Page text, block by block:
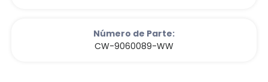
Número de Parte:
CW-9060089-WW